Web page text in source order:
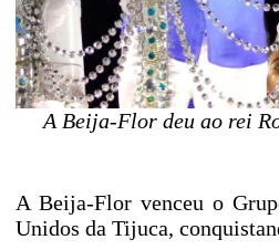
A Beija-Flor deu ao rei
A Beija-Flor venceu o
Unidos da Tijuca,